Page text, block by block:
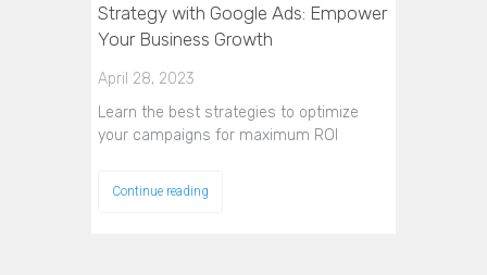
Strategy with Google Ads: Empower
Your Business Growth
April 28, 2023
Learn the best strategies to optimize
your campaigns for maximum ROI
Continue reading